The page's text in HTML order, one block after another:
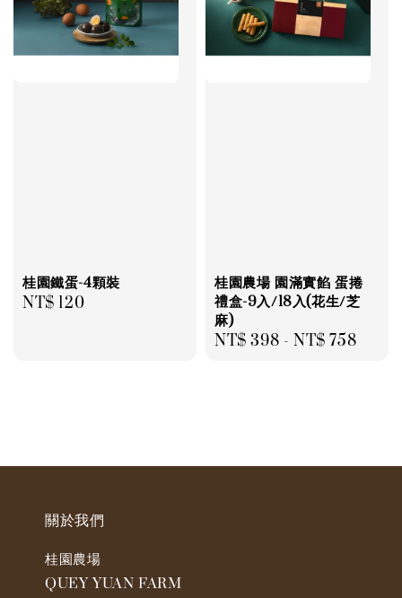
桂園鐵蛋-4顆裝
Regular
NT$ 120
桂園農場 園滿實餡 蛋捲
禮盒-9入/18入(花生/芝
麻)
Regular
NT$ 398 -NT$ 758
關於我們
桂園農場
QUEY YUAN FARM